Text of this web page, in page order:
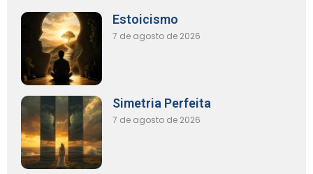
Estoicismo
7 de agosto de 2026
Simetria Perfeita
7 de agosto de 2026